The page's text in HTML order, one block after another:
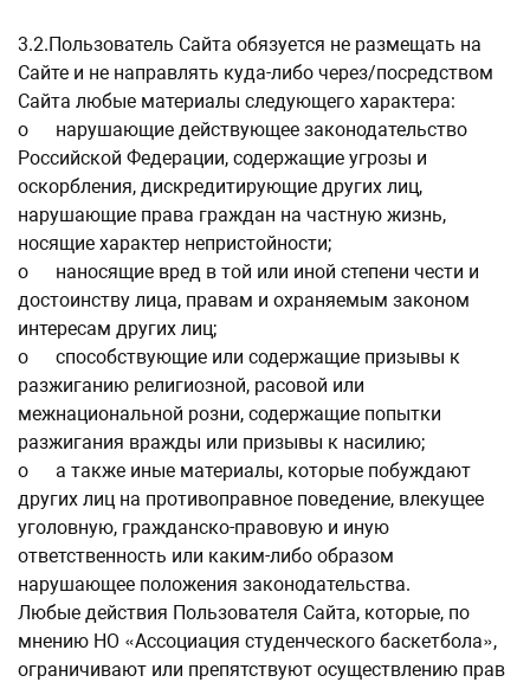
3.2.Пользователь Сайта обязуется не размещать на
Сайте и не направлять куда-либо через/посредством
Сайта любые материалы следующего характера:
o
нарушающие действующее законодательство
Российской Федерации, содержащие угрозы и
оскорбления, дискредитирующие других лиц,
нарушающие права граждан на частную жизнь,
носящие характер непристойности;
o
наносящие вред в той или иной степени чести и
достоинству лица, правам и охраняемым законом
интересам других лиц;
o
способствующие или содержащие призывы к
разжиганию религиозной, расовой или
межнациональной розни, содержащие попытки
разжигания вражды или призывы к насилию;
o
а также иные материалы, которые побуждают
других лиц на противоправное поведение, влекущее
уголовную, гражданско-правовую и иную
ответственность или каким-либо образом
нарушающее положения законодательства.
Любые действия Пользователя Сайта, которые, по
мнению НО «Ассоциация студенческого баскетбола»,
ограничивают или препятствуют осуществлению прав